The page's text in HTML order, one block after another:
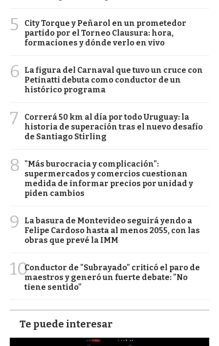
5
City Torque y Peñarol en un prometedor
partido por el Torneo Clausura: hora,
formaciones y dónde verlo en vivo
6
La figura del Carnaval que tuvo un cruce con
Petinatti debuta como conductor de un
histórico programa
7
Correrá 50 km al día por todo Uruguay: la
historia de superación tras el nuevo desafío
de Santiago Stirling
8
"Más burocracia y complicación":
supermercados y comercios cuestionan
medida de informar precios por unidad y
piden cambios
9
La basura de Montevideo seguirá yendo a
Felipe Cardoso hasta al menos 2055, con las
obras que prevé la IMM
10Conductor de "Subrayado" criticó el paro de
maestros y generó un fuerte debate: "No
tiene sentido"
Te puede interesar